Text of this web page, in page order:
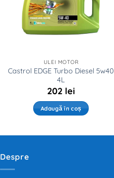
ULEI MOTOR
Castrol EDGE Turbo Diesel 5w40
4L
202 lei
Adaugă în coș
Despre